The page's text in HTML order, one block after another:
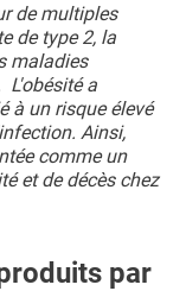
de multiples
de type 2, la
maladies
L'obésité a
à un risque élevé
Ainsi,
comme un
et de décès chez
par